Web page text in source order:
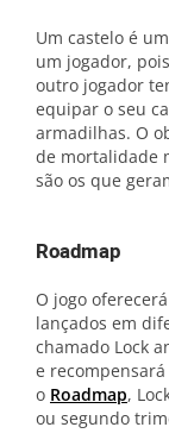
Um castelo é
um jogador,
outro jogador
equipar o seu
armadilhas. O
de mortalidade
são os que
Roadmap
O jogo
lançados em
chamado Lock
e
o Roadmap,
ou segundo